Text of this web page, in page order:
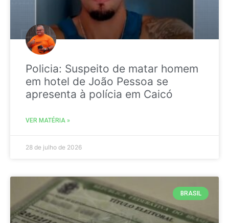
Policia: Suspeito de matar homem
em hotel de João Pessoa se
apresenta à polícia em Caicó
VER MATÉRIA »
28 de julho de 2026
BRASIL